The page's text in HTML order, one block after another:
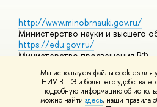
Мы используем файлы cookies для
НИУ ВШЭ и большего удобства
подробную информацию об
можно найти здесь, наши правила
http://www.minobrnauki.gov.ru/
Министерство науки и высшего
https://edu.gov.ru/
Министерство просвещения РФ
https://elearning.hse.ru/mooc
Массовые открытые онлайн-